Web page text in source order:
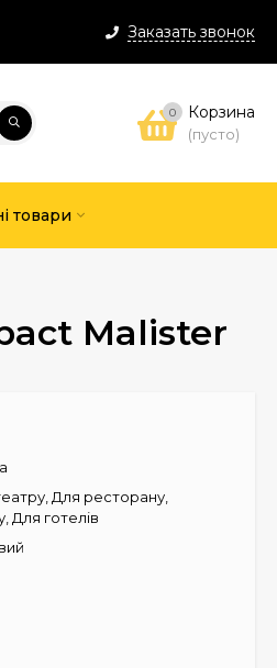
Заказать звонок
0 Корзина
(пусто)
товари
Malister
Для ресторану,
Для готелів